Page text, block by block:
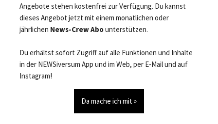
Angebote stehen kostenfrei zur Verfügung. Du kannst
dieses Angebot jetzt mit einem monatlichen oder
jährlichen News-Crew Abounterstützen.
Du erhältst sofort Zugriff auf alle Funktionen und Inhalte
in der NEWSiversum App und im Web, per E-Mail und auf
Instagram!
Da mache ich mit »